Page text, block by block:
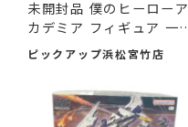
未開封品 僕のヒーローア
カデミア フィギュア 一
番...
ピックアップ浜松宮竹店